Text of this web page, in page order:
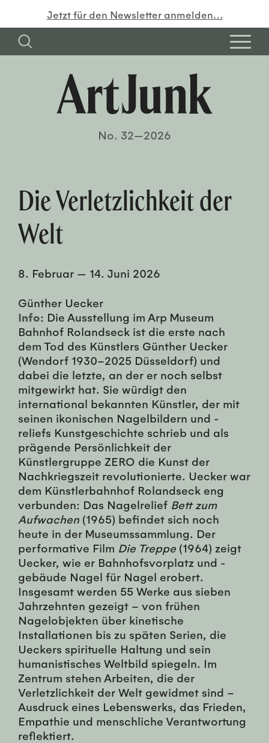
Jetzt für den Newsletter anmelden…
No. 32—2026
Die Verletzlichkeit der
Welt
8. Februar — 14. Juni 2026
Günther Uecker
Info: Die Ausstellung im Arp Museum
Bahnhof Rolandseck ist die erste nach
dem Tod des Künstlers Günther Uecker
(Wendorf 1930–2025 Düsseldorf) und
dabei die letzte, an der er noch selbst
mitgewirkt hat. Sie würdigt den
international bekannten Künstler, der mit
seinen ikonischen Nagelbildern und -
reliefs Kunstgeschichte schrieb und als
prägende Persönlichkeit der
Künstlergruppe ZERO die Kunst der
Nachkriegszeit revolutionierte. Uecker war
dem Künstlerbahnhof Rolandseck eng
verbunden: Das Nagelrelief Bett zum
Aufwachen (1965) befindet sich noch
heute in der Museumssammlung. Der
performative Film Die Treppe (1964) zeigt
Uecker, wie er Bahnhofsvorplatz und -
gebäude Nagel für Nagel erobert.
Insgesamt werden 55 Werke aus sieben
Jahrzehnten gezeigt – von frühen
Nagelobjekten über kinetische
Installationen bis zu späten Serien, die
Ueckers spirituelle Haltung und sein
humanistisches Weltbild spiegeln. Im
Zentrum stehen Arbeiten, die der
Verletzlichkeit der Welt gewidmet sind –
Ausdruck eines Lebenswerks, das Frieden,
Empathie und menschliche Verantwortung
reflektiert.